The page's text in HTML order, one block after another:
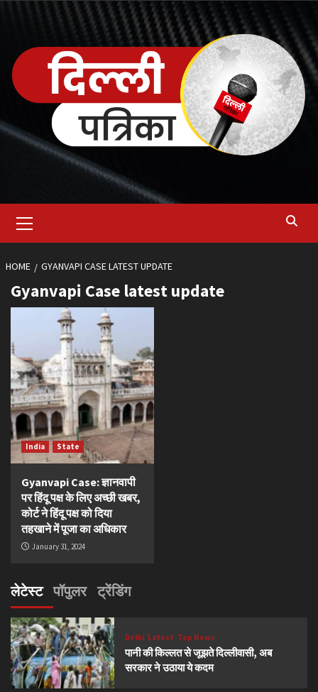
content
Menu
HOME GYANVAPI CASE LATEST UPDATE
Gyanvapi Case latest update
India State
Gyanvapi Case: ज्ञानवापी
पर हिंदू पक्ष के लिए अच्छी खबर,
कोर्ट ने हिंदू पक्ष को दिया
तहखाने में पूजा का अधिकार
January 31, 2024
लेटेस्ट पॉपुलर ट्रेंडिंग
Delhi Latest Top News
पानी की किल्लत से जूझते दिल्लीवासी, अब
सरकार ने उठाया ये कदम